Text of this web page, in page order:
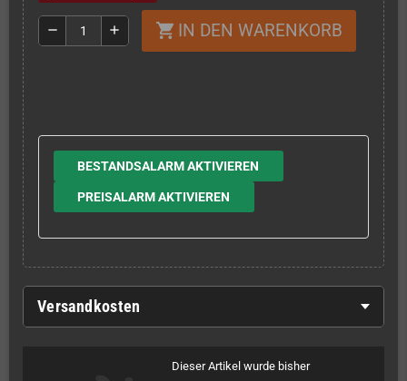
remove add shopping_cart IN DEN WARENKORB
BESTANDSALARM AKTIVIEREN
PREISALARM AKTIVIEREN
Versandkosten
Dieser Artikel wurde bisher